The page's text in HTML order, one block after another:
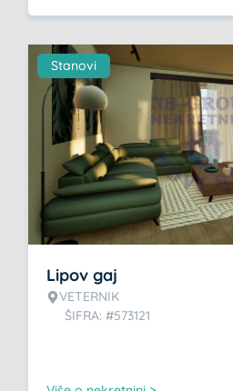
Stanovi
Lipov gaj
VETERNIK
ŠIFRA: #573121